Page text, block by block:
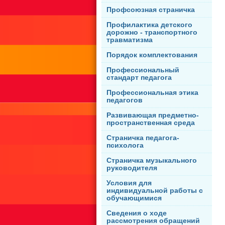
Профсоюзная страничка
Профилактика детского
дорожно - транспортного
травматизма
Порядок комплектования
Профессиональный
стандарт педагога
Профессиональная этика
педагогов
Развивающая предметно-
пространственная среда
Страничка педагога-
психолога
Страничка музыкального
руководителя
Условия для
индивидуальной работы с
обучающимися
Сведения о ходе
рассмотрения обращений